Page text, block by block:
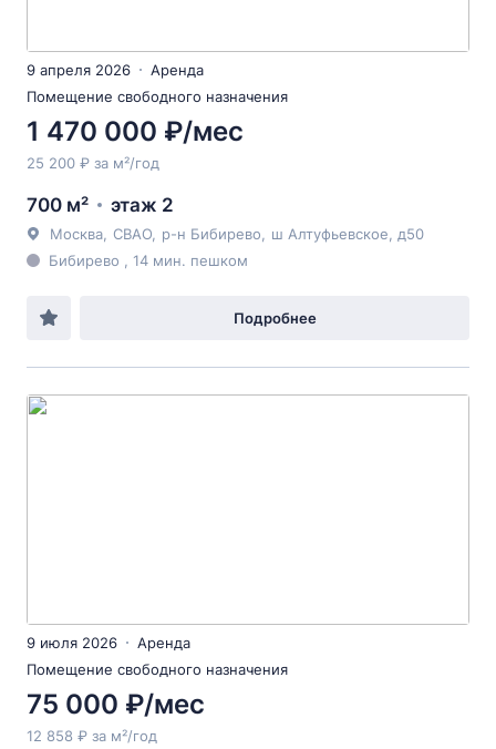
9 апреля 2026
Аренда
Помещение свободного назначения
1 470 000 ₽/мес
25 200 ₽ за м²/год
700 м² этаж 2
Москва СВАО р-н Бибирево ш Алтуфьевское , д50
Бибирево , 14 мин. пешком
Подробнее
9 июля 2026
Аренда
Помещение свободного назначения
75 000 ₽/мес
12 858 ₽ за м²/год